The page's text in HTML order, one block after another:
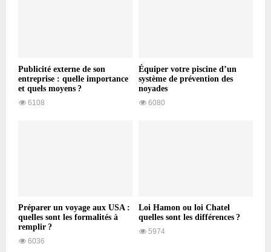
Publicité externe de son
entreprise : quelle importance
et quels moyens ?
6108
Équiper votre piscine d’un
système de prévention des
noyades
6080
Préparer un voyage aux USA :
quelles sont les formalités à
remplir ?
6036
Loi Hamon ou loi Chatel
quelles sont les différences ?
5974